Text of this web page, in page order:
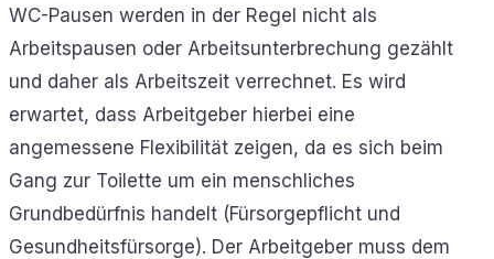
WC-Pausen werden in der Regel nicht als
Arbeitspausen oder Arbeitsunterbrechung gezählt
und daher als Arbeitszeit verrechnet. Es wird
erwartet, dass Arbeitgeber hierbei eine
angemessene Flexibilität zeigen, da es sich beim
Gang zur Toilette um ein menschliches
Grundbedürfnis handelt (Fürsorgepflicht und
Gesundheitsfürsorge). Der Arbeitgeber muss dem